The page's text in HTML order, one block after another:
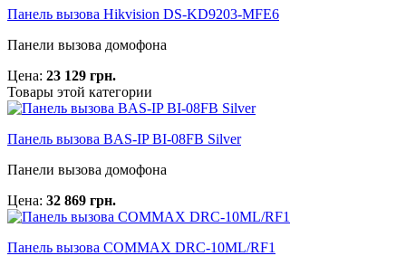
Панель вызова Hikvision DS-KD9203-MFE6
Панели вызова домофона
Цена: 23 129 грн.
Товары этой категории
Панель вызова BAS-IP BI-08FB Silver
Панели вызова домофона
Цена: 32 869 грн.
Панель вызова COMMAX DRC-10ML/RF1